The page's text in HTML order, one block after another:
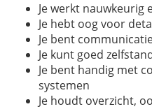
Je werkt nauwkeurig
Je hebt oog voor
Je bent
Je kunt goed
Je bent handig met
systemen
Je houdt overzicht,